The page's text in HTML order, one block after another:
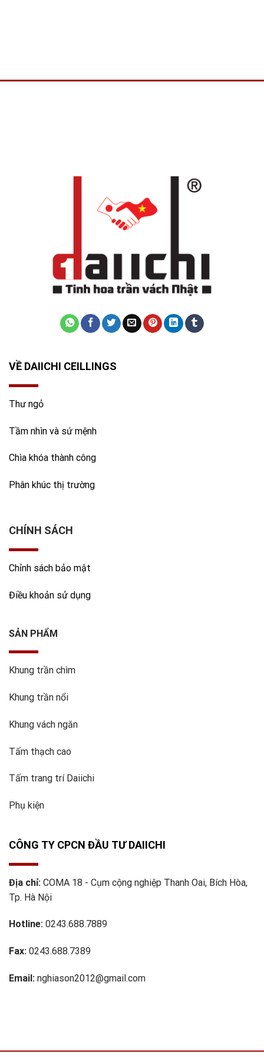
VỀ DAIICHI CEILLINGS
Thư ngỏ
Tầm nhìn và sứ mệnh
Chìa khóa thành công
Phân khúc thị trường
CHÍNH SÁCH
Chỉnh sách bảo mật
Điều khoản sử dụng
SẢN PHẨM
Khung trần chìm
Khung trần nổi
Khung vách ngăn
Tấm thạch cao
Tấm trang trí Daiichi
Phụ kiện
CÔNG TY CPCN ĐẦU TƯ DAIICHI
Địa chỉ:COMA 18 - Cụm cộng nghiệp Thanh Oai, Bích Hòa,
Tp. Hà Nội
Hotline: 0243.688.7889
Fax: 0243.688.7389
Email: nghiason2012@gmail.com